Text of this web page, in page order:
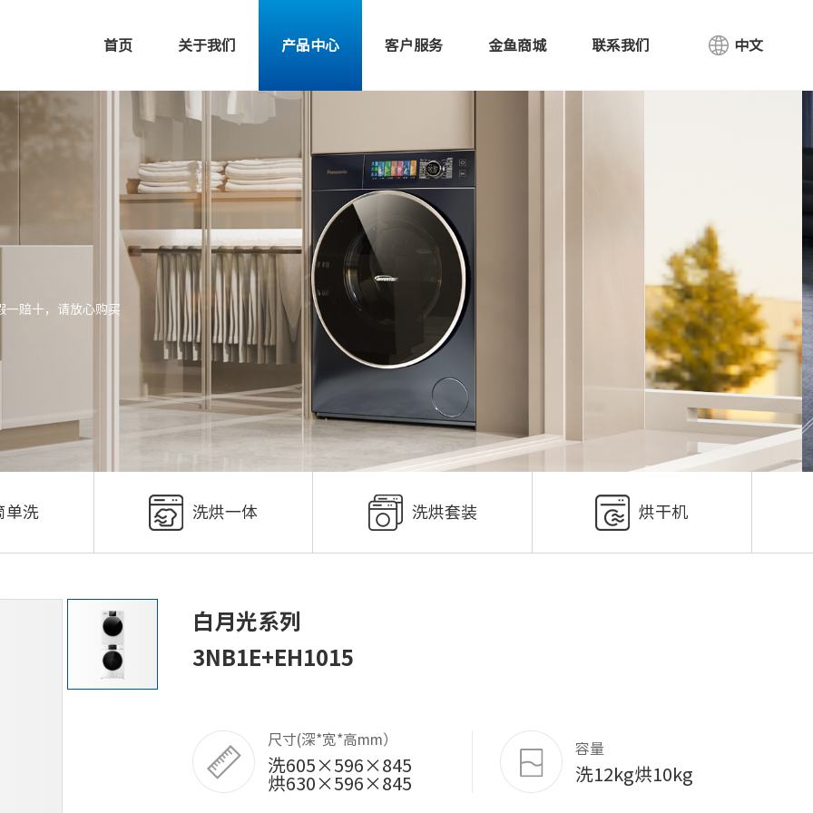
首页 关于我们 产品中心 客户服务 金鱼商城 联系我们 中文
一赔十，请放心购买
单洗 洗烘一体 洗烘套装 烘干机
白月光系列
3NB1E+EH1015
尺寸(深*宽*高mm）
洗605×596×845
烘630×596×845
容量
洗12kg烘10kg